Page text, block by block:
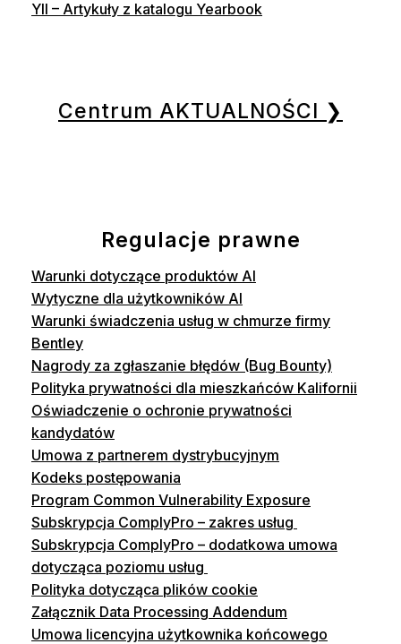
YII – Artykuły z katalogu Yearbook
Centrum AKTUALNOŚCI ❯
Regulacje prawne
Warunki dotyczące produktów AI
Wytyczne dla użytkowników AI
Warunki świadczenia usług w chmurze firmy
Bentley
Nagrody za zgłaszanie błędów (Bug Bounty)
Polityka prywatności dla mieszkańców Kalifornii
Oświadczenie o ochronie prywatności
kandydatów
Umowa z partnerem dystrybucyjnym
Kodeks postępowania
Program Common Vulnerability Exposure
Subskrypcja ComplyPro – zakres usług
Subskrypcja ComplyPro – dodatkowa umowa
dotycząca poziomu usług
Polityka dotycząca plików cookie
Załącznik Data Processing Addendum
Umowa licencyjna użytkownika końcowego